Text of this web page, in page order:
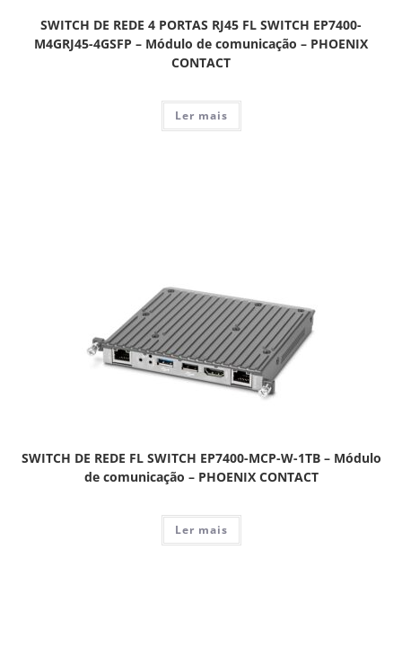
SWITCH DE REDE 4 PORTAS RJ45 FL SWITCH EP7400-
M4GRJ45-4GSFP – Módulo de comunicação – PHOENIX
CONTACT
Ler mais
SWITCH DE REDE FL SWITCH EP7400-MCP-W-1TB – Módulo
de comunicação – PHOENIX CONTACT
Ler mais